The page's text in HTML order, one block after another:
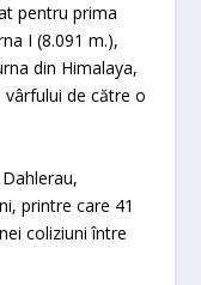
pentru prima
I (8.091 m.),
din Himalaya,
vârfului de către o
printre care 41
coliziuni între